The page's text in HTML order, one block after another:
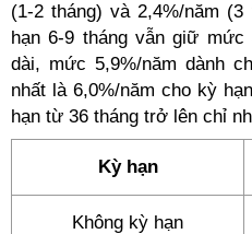
(1-2 tháng) và 2,4%/năm
hạn 6-9 tháng vẫn giữ
dài, mức 5,9%/năm dành
nhất là 6,0%/năm cho kỳ
hạn từ 36 tháng trở lên chỉ
Kỳ hạn
Không kỳ hạn